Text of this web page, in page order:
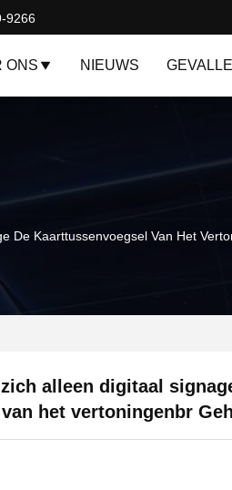
9266
ONS NIEUWS
De Kaarttussenvoegsel Van Het
alleen digitaal
het vertoningenbr